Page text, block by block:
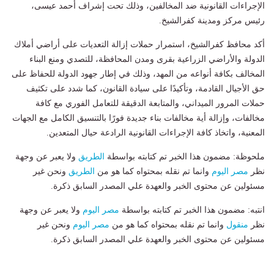
الإجراءات القانونية ضد المخالفين، وذلك تحت إشراف أحمد عيسى،
رئيس مركز ومدينة كفرالشيخ.
أكد محافظ كفرالشيخ، استمرار حملات إزالة التعديات على أراضي أملاك
الدولة والأراضي الزراعية بقرى ومدن المحافظة، للتصدي ومنع البناء
المخالف بكافة أنواعه من المهد، وذلك في إطار جهود الدولة للحفاظ على
حق الأجيال القادمة، وتأكيدًا على سيادة القانون، كما شدد على تكثيف
حملات المرور الميداني، والمتابعة الدقيقة للتعامل الفوري مع كافة
مخالفات، وإزالة أية مخالفات بناء جديدة فورًا بالتنسيق الكامل مع الجهات
المعنية، واتخاذ كافة الإجراءات القانونية الرادعة حيال المتعدين.
ملحوظة: مضمون هذا الخبر تم كتابته بواسطة الطريق ولا يعبر عن وجهة
نظر مصر اليوم وانما تم نقله بمحتواه كما هو من الطريق ونحن غير
مسئولين عن محتوى الخبر والعهدة علي المصدر السابق ذكرة.
انتبه: مضمون هذا الخبر تم كتابته بواسطة مصر اليوم ولا يعبر عن وجهة
نظر منقول وانما تم نقله بمحتواه كما هو من مصر اليوم ونحن غير
مسئولين عن محتوى الخبر والعهدة علي المصدر السابق ذكرة.